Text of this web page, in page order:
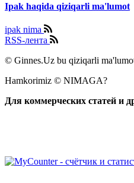
Ipak haqida qiziqarli ma'lumot
ipak nima
RSS-лента
© Ginnes.Uz bu qiziqarli
Hamkorimiz © NIMAGA?
Для коммерческих статей и